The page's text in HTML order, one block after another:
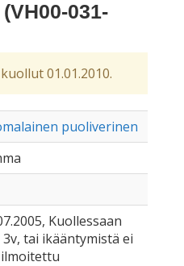
031-
01.01.2010.
puoliverinen
Kuollessaan
3v, tai ikääntymistä ei